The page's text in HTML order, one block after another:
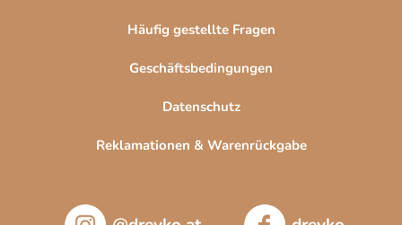
Häufig gestellte Fragen
Geschäftsbedingungen
Datenschutz
Reklamationen & Warenrückgabe